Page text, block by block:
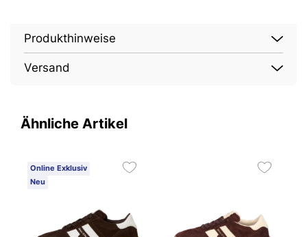
Produkthinweise
Versand
Ähnliche Artikel
Online Exklusiv
Neu